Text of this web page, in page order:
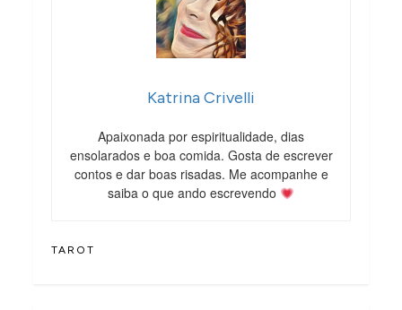
Katrina Crivelli
Apaixonada por espiritualidade, dias
ensolarados e boa comida. Gosta de escrever
contos e dar boas risadas. Me acompanhe e
saiba o que ando escrevendo
TAROT